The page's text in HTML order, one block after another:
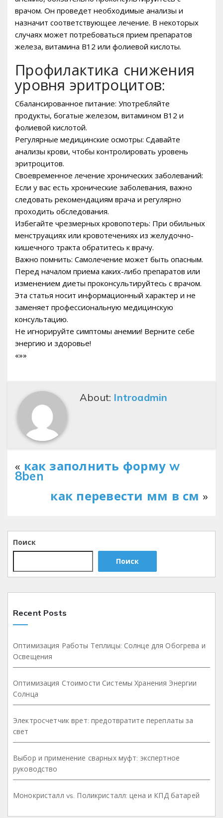
врачом. Он проведет необходимые анализы и
назначит соответствующее лечение. В некоторых
случаях может потребоваться прием препаратов
железа, витамина B12 или фолиевой кислоты.
Профилактика снижения
уровня эритроцитов:
Сбалансированное питание: Употребляйте
продукты, богатые железом, витамином B12 и
фолиевой кислотой.
Регулярные медицинские осмотры: Сдавайте
анализы крови, чтобы контролировать уровень
эритроцитов.
Своевременное лечение хронических заболеваний:
Если у вас есть хронические заболевания, важно
следовать рекомендациям врача и регулярно
проходить обследования.
Избегайте чрезмерных кровопотерь: При обильных
менструациях или кровотечениях из желудочно-
кишечного тракта обратитесь к врачу.
Важно помнить: Самолечение может быть опасным.
Перед началом приема каких-либо препаратов или
изменением диеты проконсультируйтесь с врачом.
Эта статья носит информационный характер и не
заменяет профессиональную медицинскую
консультацию.
Не игнорируйте симптомы анемии! Верните себе
энергию и здоровье!
«»»
About: Introadmin
« как заполнить форму w
8ben
как перевести мм в см »
Поиск
Поиск
Recent Posts
Оптимизация Работы Теплицы: Солнце для Обогрева и
Освещения
Оптимизация Стоимости Системы Хранения Энергии
Солнца
Электросчетчик врет: предотвратите переплаты за
свет
Выбор и применение сварных муфт: экспертное
руководство
Монокристалл vs. Поликристалл: цена и КПД батарей